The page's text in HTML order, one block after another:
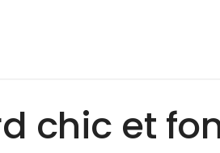
chic et